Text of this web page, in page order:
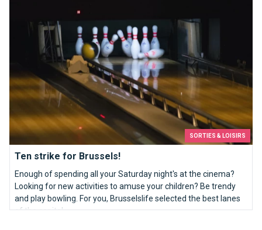
SORTIES & LOISIRS
Ten strike for Brussels!
Enough of spending all your Saturday night's at the cinema?
Looking for new activities to amuse your children? Be trendy
and play bowling. For you, Brusselslife selected the best lanes
of the capital.